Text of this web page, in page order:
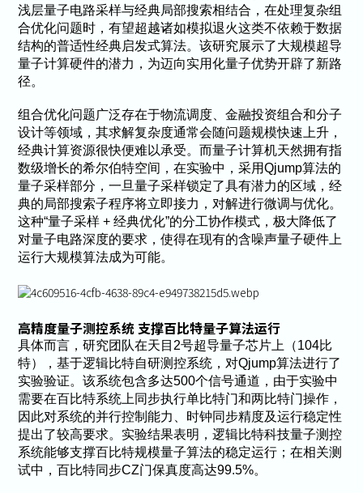
浅层量子电路采样与经典局部搜索相结合，在处理复杂组
合优化问题时，有望超越诸如模拟退火这类不依赖于数据
结构的普适性经典启发式算法。该研究展示了大规模超导
量子计算硬件的潜力，为迈向实用化量子优势开辟了新路
径。
组合优化问题广泛存在于物流调度、金融投资组合和分子
设计等领域，其求解复杂度通常会随问题规模快速上升，
经典计算资源很快便难以承受。而量子计算机天然拥有指
数级增长的希尔伯特空间，在实验中，采用Qjump算法的
量子采样部分，一旦量子采样锁定了具有潜力的区域，经
典的局部搜索子程序将立即接力，对解进行微调与优化。
这种“量子采样 + 经典优化”的分工协作模式，极大降低了
对量子电路深度的要求，使得在现有的含噪声量子硬件上
运行大规模算法成为可能。
高精度量子测控系统 支撑百比特量子算法运行
具体而言，研究团队在天目2号超导量子芯片上（104比
特），基于逻辑比特自研测控系统，对Qjump算法进行了
实验验证。该系统包含多达500个信号通道，由于实验中
需要在百比特系统上同步执行单比特门和两比特门操作，
因此对系统的并行控制能力、时钟同步精度及运行稳定性
提出了较高要求。实验结果表明，逻辑比特科技量子测控
系统能够支撑百比特规模量子算法的稳定运行；在相关测
试中，百比特同步CZ门保真度高达99.5%。